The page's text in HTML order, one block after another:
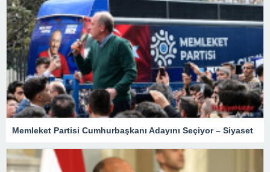
Memleket Partisi Cumhurbaşkanı Adayını Seçiyor – Siyaset